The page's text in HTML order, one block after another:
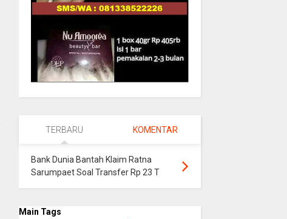
TERBARU KOMENTAR
Bank Dunia Bantah Klaim Ratna
Sarumpaet Soal Transfer Rp 23 T
Main Tags